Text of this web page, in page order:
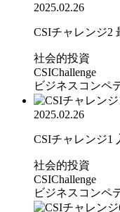
2025.02.26
CSIチャレンジ2
社会的投資
CSIChallenge
ビジネスコンペ
2025.02.26
CSIチャレンジ1
社会的投資
CSIChallenge
ビジネスコンペ